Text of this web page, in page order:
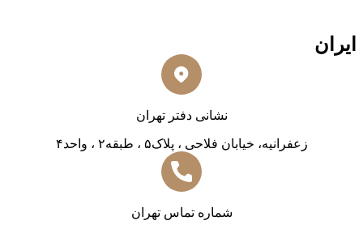
ایران
نشانی دفتر تهران
زعفرانیه، خیابان فلاحی ، پلاک۵ ، طبقه۲ ، واحد۴
شماره تماس تهران